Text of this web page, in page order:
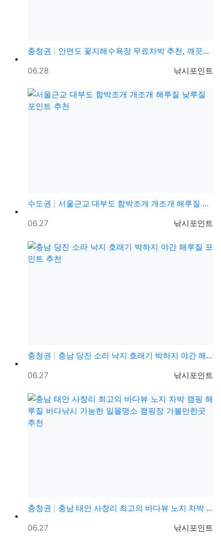
충청권
안면도 꽃지해수욕장 무료차박 추천, 깨끗한 화장실, 편…
등록자
낚시포인트
등록일
06.28
수도권
서울근교 대부도 함박조개 개조개 해루질 낮루질 포인트 …
등록자
낚시포인트
등록일
06.27
충청권
충남 당진 소라 낙지 호래기 박하지 야간 해루질 포인트…
등록자
낚시포인트
등록일
06.27
충청권
충남 태안 사창리 최고의 바다뷰 노지 차박 캠핑 해루질…
등록자
낚시포인트
등록일
06.27